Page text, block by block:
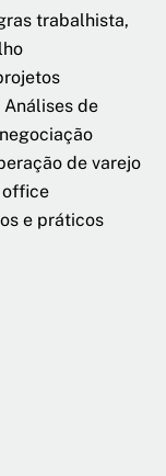
trabalhista,
de
de varejo
office
e práticos